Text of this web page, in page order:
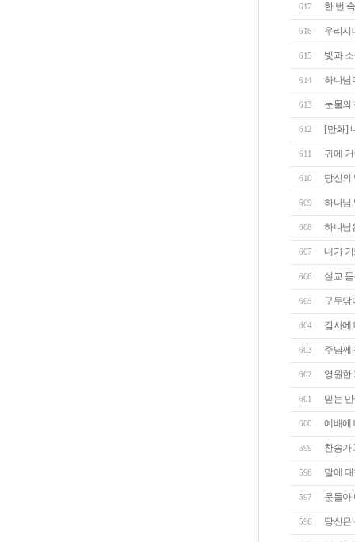
617 한 번
616 우리시
615 빛과
614 하나님
613 눈물의
612 [만화]
611 귀에
610 당신의
609 하나님
608 하나님
607 내가
606 설교
605 구두닦
604 감사에
603 주님께
602 영원한
601 믿는
600 예배에
599 찬송가
598 말에
597 문들아
596 당신은